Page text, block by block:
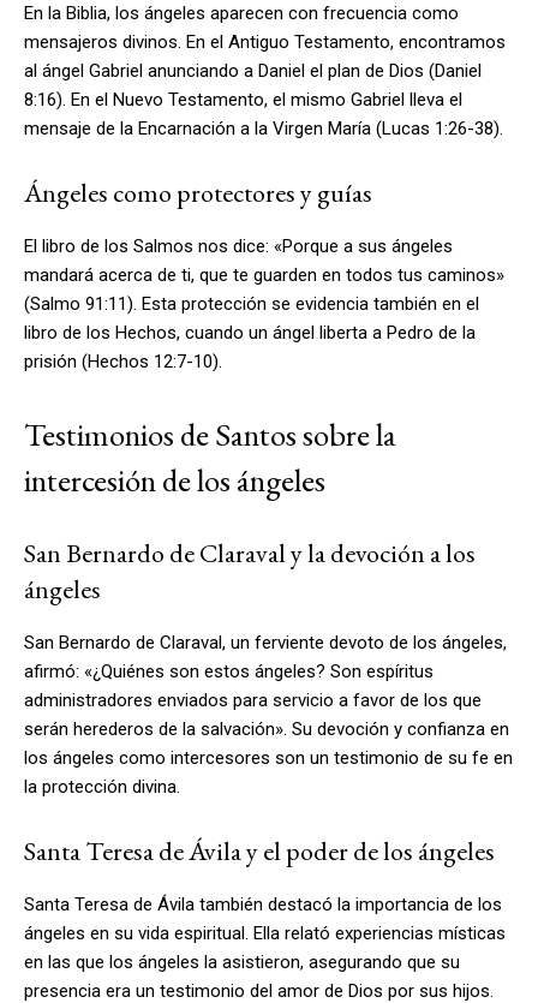
En la Biblia, los ángeles aparecen con frecuencia como
mensajeros divinos. En el Antiguo Testamento, encontramos
al ángel Gabriel anunciando a Daniel el plan de Dios (Daniel
8:16). En el Nuevo Testamento, el mismo Gabriel lleva el
mensaje de la Encarnación a la Virgen María (Lucas 1:26-38).
Ángeles como protectores y guías
El libro de los Salmos nos dice: «Porque a sus ángeles
mandará acerca de ti, que te guarden en todos tus caminos»
(Salmo 91:11). Esta protección se evidencia también en el
libro de los Hechos, cuando un ángel liberta a Pedro de la
prisión (Hechos 12:7-10).
Testimonios de Santos sobre la
intercesión de los ángeles
San Bernardo de Claraval y la devoción a los
ángeles
San Bernardo de Claraval, un ferviente devoto de los ángeles,
afirmó: «¿Quiénes son estos ángeles? Son espíritus
administradores enviados para servicio a favor de los que
serán herederos de la salvación». Su devoción y confianza en
los ángeles como intercesores son un testimonio de su fe en
la protección divina.
Santa Teresa de Ávila y el poder de los ángeles
Santa Teresa de Ávila también destacó la importancia de los
ángeles en su vida espiritual. Ella relató experiencias místicas
en las que los ángeles la asistieron, asegurando que su
presencia era un testimonio del amor de Dios por sus hijos.